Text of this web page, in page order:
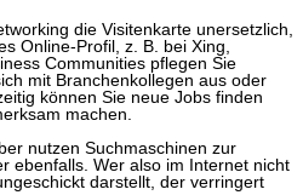
die Visitenkarte unersetzlich,
Online-Profil, z. B. bei Xing,
Communities pflegen Sie
mit Branchenkollegen aus oder
können Sie neue Jobs finden
machen.
nutzen Suchmaschinen zur
ebenfalls. Wer also im Internet nicht
darstellt, der verringert